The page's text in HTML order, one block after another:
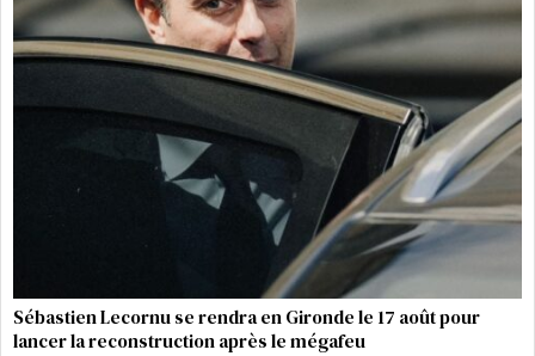
Sébastien Lecornu se rendra en Gironde le 17 août pour
lancer la reconstruction après le mégafeu